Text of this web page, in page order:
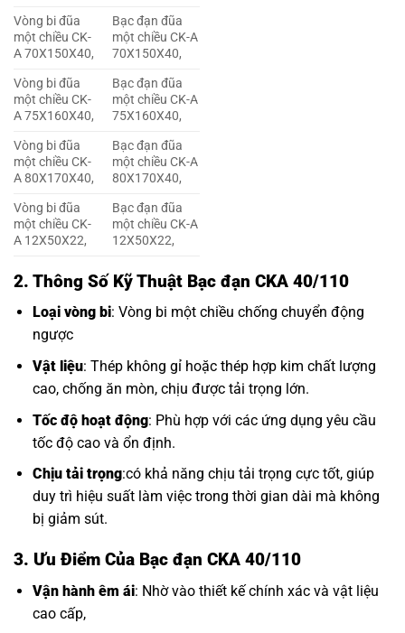
Vòng bi đũa
một chiều CK-
A 70X150X40,
Bạc đạn đũa
một chiều CK-A
70X150X40,
Vòng bi đũa
một chiều CK-
A 75X160X40,
Bạc đạn đũa
một chiều CK-A
75X160X40,
Vòng bi đũa
một chiều CK-
A 80X170X40,
Bạc đạn đũa
một chiều CK-A
80X170X40,
Vòng bi đũa
một chiều CK-
A 12X50X22,
Bạc đạn đũa
một chiều CK-A
12X50X22,
2. Thông Số Kỹ Thuật Bạc đạn CKA 40/110
Loại vòng bi: Vòng bi một chiều chống chuyển động
ngược
Vật liệu: Thép không gỉ hoặc thép hợp kim chất lượng
cao, chống ăn mòn, chịu được tải trọng lớn.
Tốc độ hoạt động: Phù hợp với các ứng dụng yêu cầu
tốc độ cao và ổn định.
Chịu tải trọng:có khả năng chịu tải trọng cực tốt, giúp
duy trì hiệu suất làm việc trong thời gian dài mà không
bị giảm sút.
3. Ưu Điểm Của Bạc đạn CKA 40/110
Vận hành êm ái: Nhờ vào thiết kế chính xác và vật liệu
cao cấp,